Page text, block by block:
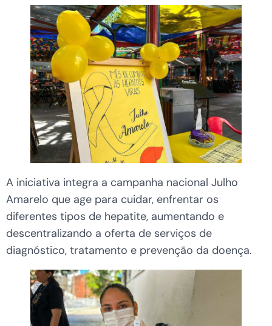
A iniciativa integra a campanha nacional Julho
Amarelo que age para cuidar, enfrentar os
diferentes tipos de hepatite, aumentando e
descentralizando a oferta de serviços de
diagnóstico, tratamento e prevenção da doença.